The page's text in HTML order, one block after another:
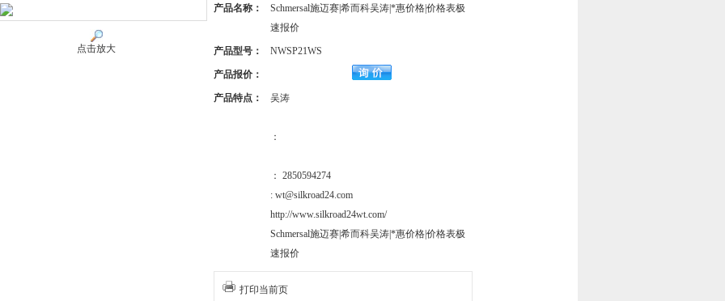
点击放大
产品名称：
Schmersal施迈赛|希而科吴涛|*惠价格|价格表极
速报价
产品型号： NWSP21WS
产品报价：
产品特点： 吴涛
：
： 2850594274
: wt@silkroad24.com
http://www.silkroad24wt.com/
Schmersal施迈赛|希而科吴涛|*惠价格|价格表极
速报价
打印当前页